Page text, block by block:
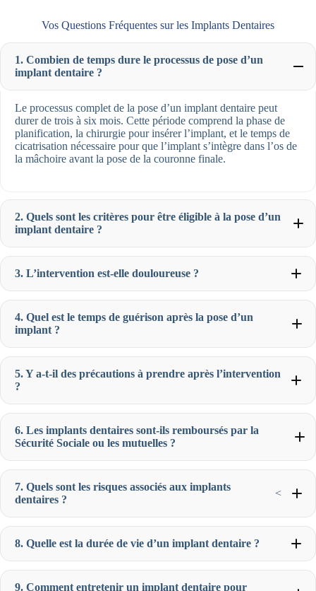
Vos Questions Fréquentes sur les Implants Dentaires
1. Combien de temps dure le processus de pose d’un
implant dentaire ?
Le processus complet de la pose d’un implant dentaire peut
durer de trois à six mois. Cette période comprend la phase de
planification, la chirurgie pour insérer l’implant, et le temps de
cicatrisation nécessaire pour que l’implant s’intègre dans l’os de
la mâchoire avant la pose de la couronne finale.
2. Quels sont les critères pour être éligible à la pose d’un
implant dentaire ?
3. L’intervention est-elle douloureuse ?
4. Quel est le temps de guérison après la pose d’un
implant ?
5. Y a-t-il des précautions à prendre après l’intervention
?
6. Les implants dentaires sont-ils remboursés par la
Sécurité Sociale ou les mutuelles ?
7. Quels sont les risques associés aux implants
dentaires ?
<
8. Quelle est la durée de vie d’un implant dentaire ?
9. Comment entretenir un implant dentaire pour